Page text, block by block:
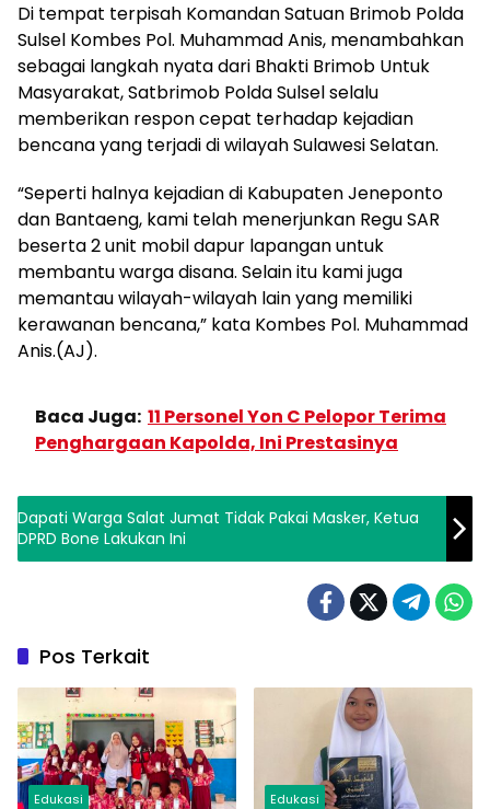
Di tempat terpisah Komandan Satuan Brimob Polda
Sulsel Kombes Pol. Muhammad Anis, menambahkan
sebagai langkah nyata dari Bhakti Brimob Untuk
Masyarakat, Satbrimob Polda Sulsel selalu
memberikan respon cepat terhadap kejadian
bencana yang terjadi di wilayah Sulawesi Selatan.
“Seperti halnya kejadian di Kabupaten Jeneponto
dan Bantaeng, kami telah menerjunkan Regu SAR
beserta 2 unit mobil dapur lapangan untuk
membantu warga disana. Selain itu kami juga
memantau wilayah-wilayah lain yang memiliki
kerawanan bencana,” kata Kombes Pol. Muhammad
Anis.(AJ).
Baca Juga: 11 Personel Yon C Pelopor Terima
Penghargaan Kapolda, Ini Prestasinya
Dapati Warga Salat Jumat Tidak Pakai Masker, Ketua
DPRD Bone Lakukan Ini
Pos Terkait
Edukasi Edukasi